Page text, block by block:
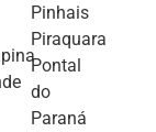
Pinhais
Piraquara
Pontal
do
Paraná